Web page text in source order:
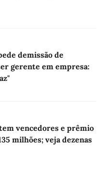
demissão de
gerente em empresa:
vencedores e prêmio
milhões; veja dezenas